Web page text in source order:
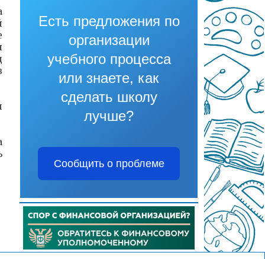
Есть предложения по
организации
учебного процесса
или знаете, как
сделать школу
лучше?
Сообщить о проблеме